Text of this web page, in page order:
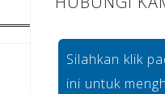
Silahkan klik
ini untuk